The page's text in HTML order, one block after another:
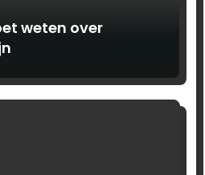
weten over